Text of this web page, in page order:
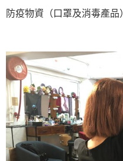
防疫物資（口罩及消毒產品